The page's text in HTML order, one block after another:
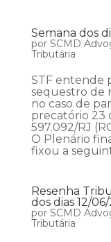
Semana dos
por SCMD
Tributária
STF entende
sequestro de
no caso de
precatório 23
597.092/RJ
O Plenário
fixou a
Resenha
dos dias 12/
por SCMD
Tributária